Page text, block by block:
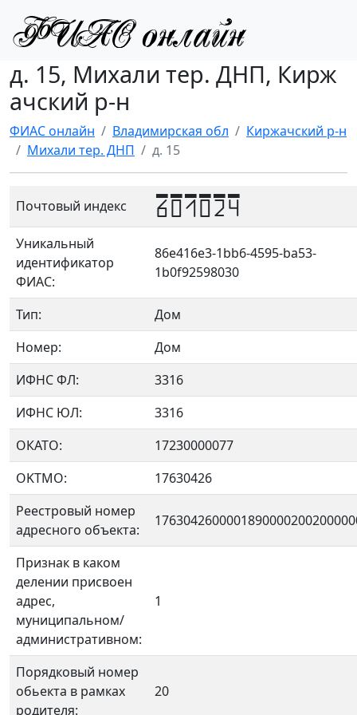
д. 15, Михали тер. ДНП, Кирж
ачский р-н
ФИАС онлайн Владимирская обл
Киржачский р-н
Михали тер. ДНП
д. 15
Почтовый индекс 601024
Уникальный
идентификатор
ФИАС:
86e416e3-1bb6-4595-ba53-
1b0f92598030
Тип:
Дом
Номер:
Дом
ИФНС ФЛ:
3316
ИФНС ЮЛ:
3316
ОКАТО:
17230000077
OKTMO:
17630426
Реестровый номер
адресного объекта:
Признак в каком
делении присвоен
адрес,
муниципальном/
административном:
1
Порядковый номер
обьекта в рамках
родителя:
20